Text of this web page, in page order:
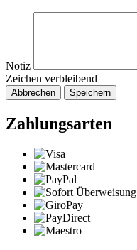
Notiz
Zeichen verbleibend
Abbrechen Speichern
Zahlungsarten